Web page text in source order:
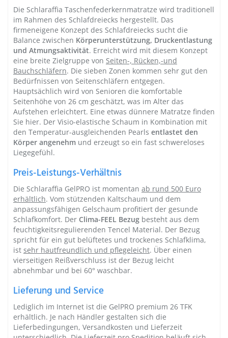
Die Schlaraffia Taschenfederkernmatratze wird traditionell
im Rahmen des Schlafdreiecks hergestellt. Das
firmeneigene Konzept des Schlafdreiecks sucht die
Balance zwischen Körperunterstützung, Druckentlastung
und Atmungsaktivität. Erreicht wird mit diesem Konzept
eine breite Zielgruppe von Seiten-, Rücken,-und
Bauchschläfern. Die sieben Zonen kommen sehr gut den
Bedürfnissen von Seitenschläfern entgegen.
Hauptsächlich wird von Senioren die komfortable
Seitenhöhe von 26 cm geschätzt, was im Alter das
Aufstehen erleichtert. Eine etwas dünnere Matratze finden
Sie hier. Der Visio-elastische Schaum in Kombination mit
den Temperatur-ausgleichenden Pearls entlastet den
Körper angenehm und erzeugt so ein fast schwereloses
Liegegefühl.
Preis-Leistungs-Verhältnis
Die Schlaraffia GelPRO ist momentan ab rund 500 Euro
erhältlich. Vom stützenden Kaltschaum und dem
anpassungsfähigen Gelschaum profitiert der gesunde
Schlafkomfort. Der Clima-FEEL Bezug besteht aus dem
feuchtigkeitsregulierenden Tencel Material. Der Bezug
spricht für ein gut belüftetes und trockenes Schlafklima,
ist sehr hautfreundlich und pflegeleicht. Über einen
vierseitigen Reißverschluss ist der Bezug leicht
abnehmbar und bei 60° waschbar.
Lieferung und Service
Lediglich im Internet ist die GelPRO premium 26 TFK
erhältlich. Je nach Händler gestalten sich die
Lieferbedingungen, Versandkosten und Lieferzeit